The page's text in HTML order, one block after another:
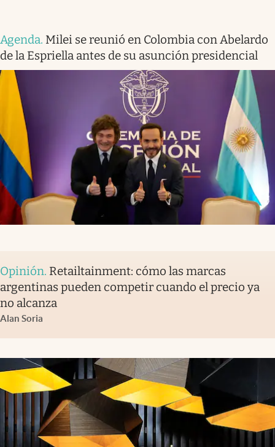
Agenda. Milei se reunió en Colombia con Abelardo
de la Espriella antes de su asunción presidencial
Opinión. Retailtainment: cómo las marcas
argentinas pueden competir cuando el precio ya
no alcanza
Alan Soria